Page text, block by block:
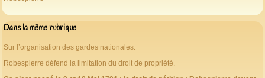
Dans la même rubrique
Sur l’organisation des gardes nationales.
Robespierre défend la limitation du droit de propriété.